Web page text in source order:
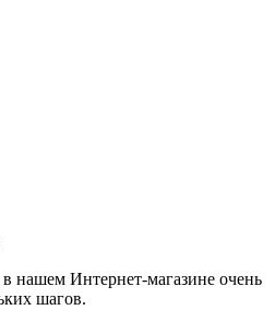
нашем Интернет-магазине очень
шагов.